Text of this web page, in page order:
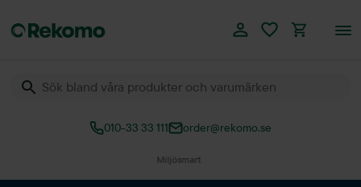
010-33 33 111 order@rekomo.se